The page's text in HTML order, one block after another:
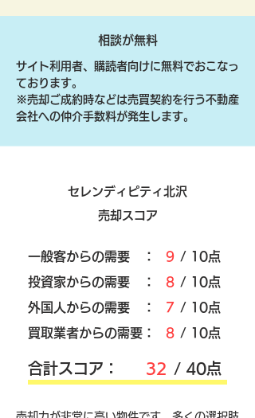
相談が無料
サイト利用者、購読者向けに無料でおこなっ
ております。
​※売却ご成約時などは売買契約を行う不動産
会社への仲介手数料が発生します。
セレンディピティ北沢
売却スコア
​一般客からの需要 ： 9 / 10点
​投資家からの需要 ：
8 / 10点
外国人からの需要 ：
7 / 10点
買取業者からの需要：
8 / 10点
​合計スコア： 32 / 40点